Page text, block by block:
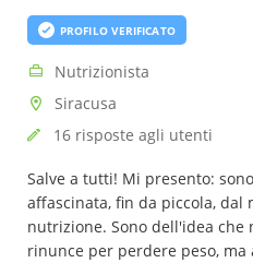
PROFILO VERIFICATO
Nutrizionista
Siracusa
16 risposte agli utenti
Salve a tutti! Mi presento:
affascinata, fin da piccola, dal
nutrizione. Sono dell'idea che
rinunce per perdere peso,